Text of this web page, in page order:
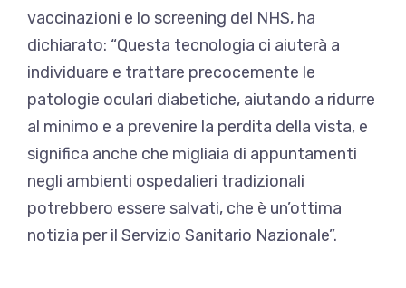
vaccinazioni e lo screening del NHS, ha
dichiarato: “Questa tecnologia ci aiuterà a
individuare e trattare precocemente le
patologie oculari diabetiche, aiutando a ridurre
al minimo e a prevenire la perdita della vista, e
significa anche che migliaia di appuntamenti
negli ambienti ospedalieri tradizionali
potrebbero essere salvati, che è un’ottima
notizia per il Servizio Sanitario Nazionale”.